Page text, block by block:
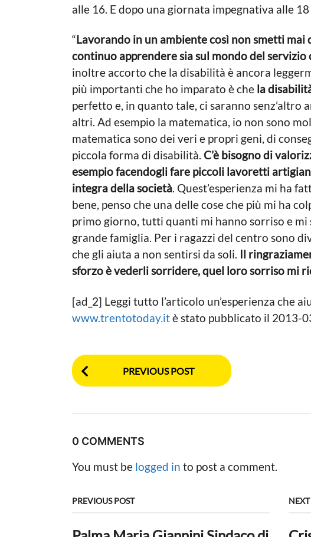
alle 16. E dopo una giornata impegnativa alle 18
“Lavorando in un ambiente così non smetti mai
continuo apprendere sia sul mondo del servizio
inoltre accorto che la disabilità è ancora
più importanti che ho imparato è che la
perfetto e, in quanto tale, ci saranno senz’altro
altri. Ad esempio la matematica, io non sono
matematica sono dei veri e propri geni, di
piccola forma di disabilità. C’è bisogno di
esempio facendogli fare piccoli lavoretti
integra della società. Quest’esperienza mi ha
bene, penso che una delle cose che più mi ha
primo giorno, tutti quanti mi hanno sorriso e
grande famiglia. Per i ragazzi del centro sono
che gli aiuta a non sentirsi da soli. Il
sforzo è vederli sorridere, quel loro sorriso mi
[ad_2] Leggi tutto l’articolo un’esperienza che
www.trentotoday.itè stato pubblicato il 2013-
P
o
t
a
g
PREVIOUS POST
0 COMMENTS
You must be logged in to post a comment.
PREVIOUS POST